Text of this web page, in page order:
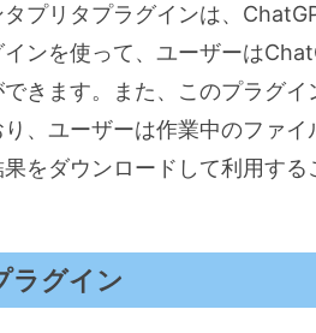
タプリタプラグインは、
インを使って、ユーザーは
きます。また、このプラグ
、ユーザーは作業中のファ
果をダウンロードして利用す
ラグイン